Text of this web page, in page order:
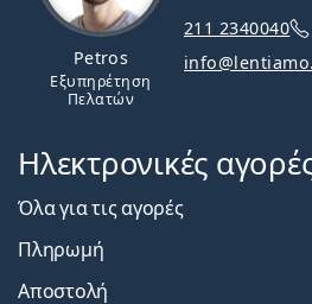
Petros
Εξυπηρέτηση
Πελατών
211 2340040
Ηλεκτρονικές
Όλα για τις αγορές
Πληρωμή
Αποστολή